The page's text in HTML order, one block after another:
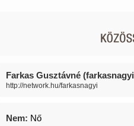
Farkas Gusztávné
http://network.hu/farkasnagyi
Nem: Nő